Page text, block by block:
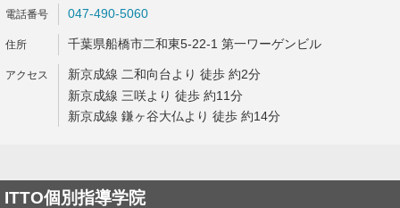
047-490-5060
千葉県船橋市二和東5-22-1 第一ワーゲンビル
新京成線 二和向台より 徒歩 約2分
新京成線 三咲より 徒歩 約11分
新京成線 鎌ヶ谷大仏より 徒歩 約14分
ITTO個別指導学院